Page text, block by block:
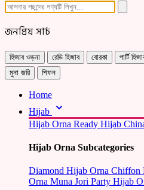
জনপ্রিয় সার্চ
হিজাব ওড়না রেডি হিজাব বোরকা পার্টি
মুনা জরি
শিফন
Home
Hijab
Hijab Orna Ready Hijab
Hijab Orna Subcategories
Diamond Hijab Orna Chiffon
Orna Muna Jori Party Hijab